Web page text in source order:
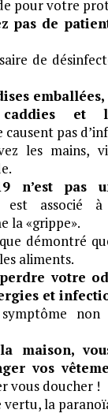
pour votre
pas de
de
et
causent pas
les mains,
n’est pas
associé à
la «grippe».
démontré
aliments.
perdre votre
et
non
maison,
vos
vous doucher !
la